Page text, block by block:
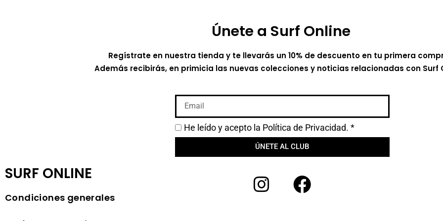
Únete a Surf Online
Regístrate en nuestra tienda y te llevarás un 10% de descuento en tu primera
Además recibirás, en primicia las nuevas colecciones y noticias relacionadas con Surf
He leído y acepto la Política de Privacidad. *
ÚNETE AL CLUB
SURF ONLINE
Condiciones generales